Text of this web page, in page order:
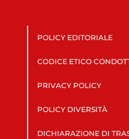
POLICY EDITORIALE
CODICE ETICO
PRIVACY POLICY
POLICY DIVERSITÀ
DICHIARAZIONE DI